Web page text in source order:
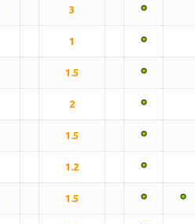
3
1
1.5
2
1.5
1.2
1.5